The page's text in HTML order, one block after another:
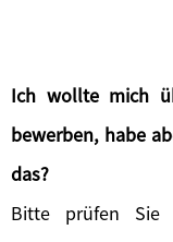
Ich wollte mich
bewerben, habe
das?
Bitte prüfen Sie